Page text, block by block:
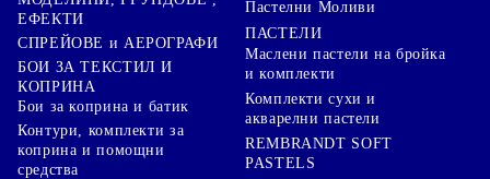
ЕФЕКТИ
СПРЕЙОВЕ и АЕРОГРАФИ
БОИ ЗА ТЕКСТИЛ И
КОПРИНА
Бои за коприна и батик
Контури, комплекти за
коприна и помощни
средства
Пастелни Моливи
ПАСТЕЛИ
Маслени пастели на бройка
и комплекти
Комплекти сухи и
акварелни пастели
REMBRANDT SOFT
PASTELS